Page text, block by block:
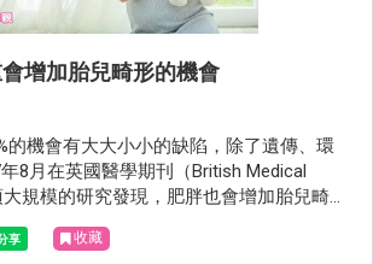
增加胎兒畸形的機會
的機會有大大小小的缺陷，除了遺傳、環
8月在英國醫學期刊（British Medical
規模的研究發現，肥胖也會增加胎兒畸形
收藏